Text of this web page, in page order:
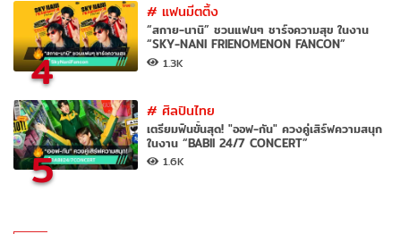
4
#แฟนมีตติ้ง
“สกาย-นานิ” ชวนแฟนๆ ชาร์จความสุข ในงาน
“SKY-NANI FRIENOMENON FANCON”
1.3K
5
#ศิลปินไทย
เตรียมฟินขั้นสุด! "ออฟ-กัน" ควงคู่เสิร์ฟความสนุก
ในงาน “BABII 24/7 CONCERT”
1.6K